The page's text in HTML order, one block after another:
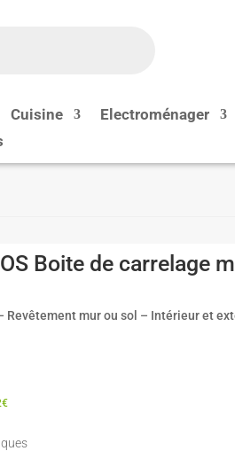
Cuisine Electroménager
Boite de carrelage
Revêtement mur ou sol – Intérieur et